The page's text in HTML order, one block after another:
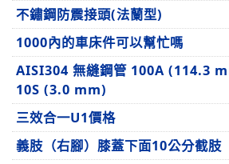
不鏽鋼防震接頭(法蘭型)
1000內的車床件可以幫忙嗎
AISI304 無縫鋼管 100A (114.3
10S (3.0 mm)
三效合一U1價格
義肢（右腳）膝蓋下面10公分截肢